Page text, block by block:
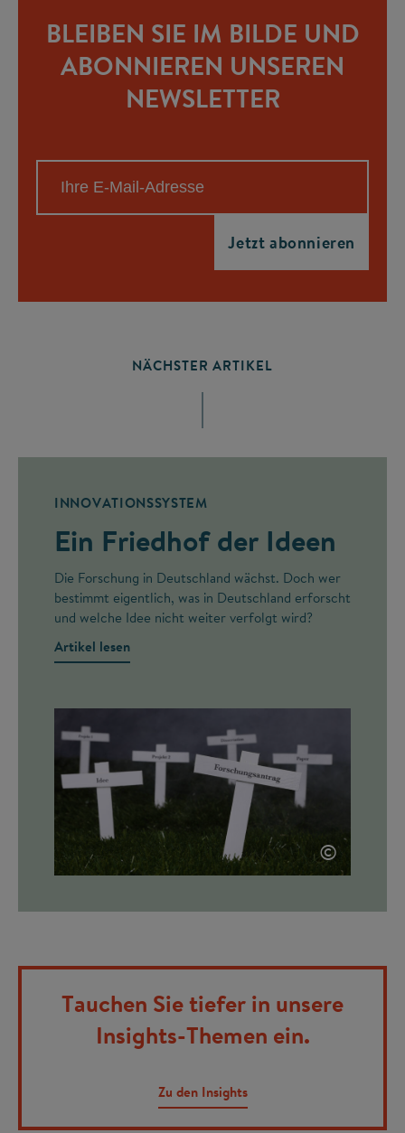
BLEIBEN SIE IM BILDE UND
ABONNIEREN UNSEREN
NEWSLETTER
NÄCHSTER ARTIKEL
INNOVATIONSSYSTEM
Ein Friedhof der Ideen
Die Forschung in Deutschland wächst. Doch wer
bestimmt eigentlich, was in Deutschland erforscht
und welche Idee nicht weiter verfolgt wird?
Artikel lesen
©
Tauchen Sie tiefer in unsere
Insights-Themen ein.
Zu den Insights